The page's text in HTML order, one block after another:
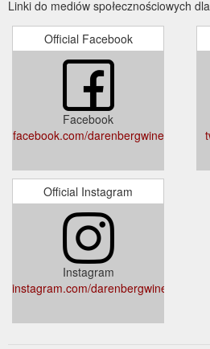
Linki do mediów społecznościowych
Official Facebook
Facebook
facebook.com/darenbergwine
Official Instagram
Instagram
instagram.com/darenbergwine/